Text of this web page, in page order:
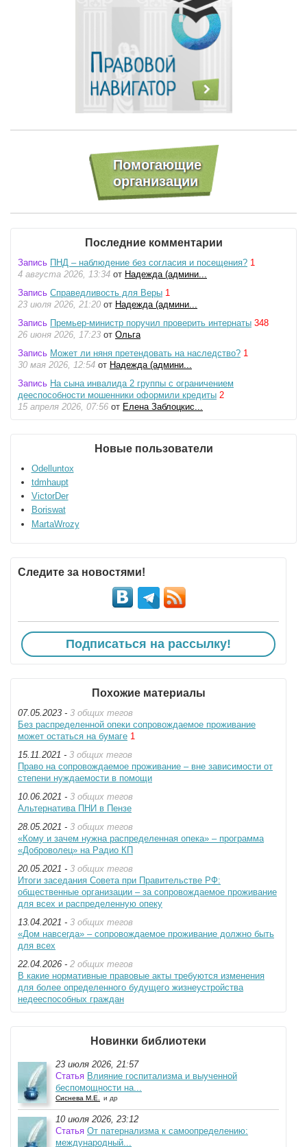
Последние комментарии
Запись ПНД – наблюдение без согласия и посещения? 1
4 августа 2026, 13:34 от Надежда (админи...
Запись Справедливость для Веры 1
23 июля 2026, 21:20 от Надежда (админи...
Запись Премьер-министр поручил проверить интернаты 348
26 июня 2026, 17:23 от Ольга
Запись Может ли няня претендовать на наследство? 1
30 мая 2026, 12:54 от Надежда (админи...
Запись На сына инвалида 2 группы с ограничением
дееспособности мошенники оформили кредиты 2
15 апреля 2026, 07:56 от Елена Заблоцкис...
Новые пользователи
Odelluntox
tdmhaupt
VictorDer
Boriswat
MartaWrozy
Следите за новостями!
Подписаться на рассылку!
Похожие материалы
07.05.2023 - 3 общих тегов
Без распределенной опеки сопровождаемое проживание
может остаться на бумаге 1
15.11.2021 - 3 общих тегов
Право на сопровождаемое проживание – вне зависимости от
степени нуждаемости в помощи
10.06.2021 - 3 общих тегов
Альтернатива ПНИ в Пензе
28.05.2021 - 3 общих тегов
«Кому и зачем нужна распределенная опека» – программа
«Доброволец» на Радио КП
20.05.2021 - 3 общих тегов
Итоги заседания Совета при Правительстве РФ:
общественные организации – за сопровождаемое проживание
для всех и распределенную опеку
13.04.2021 - 3 общих тегов
«Дом навсегда» – сопровождаемое проживание должно быть
для всех
22.04.2026 - 2 общих тегов
В какие нормативные правовые акты требуются изменения
для более определенного будущего жизнеустройства
недееспособных граждан
Новинки библиотеки
23 июля 2026, 21:57
Статья Влияние госпитализма и выученной
беспомощности на...
Сиснева М.Е. и др
10 июля 2026, 23:12
Статья От патернализма к самоопределению:
международный...